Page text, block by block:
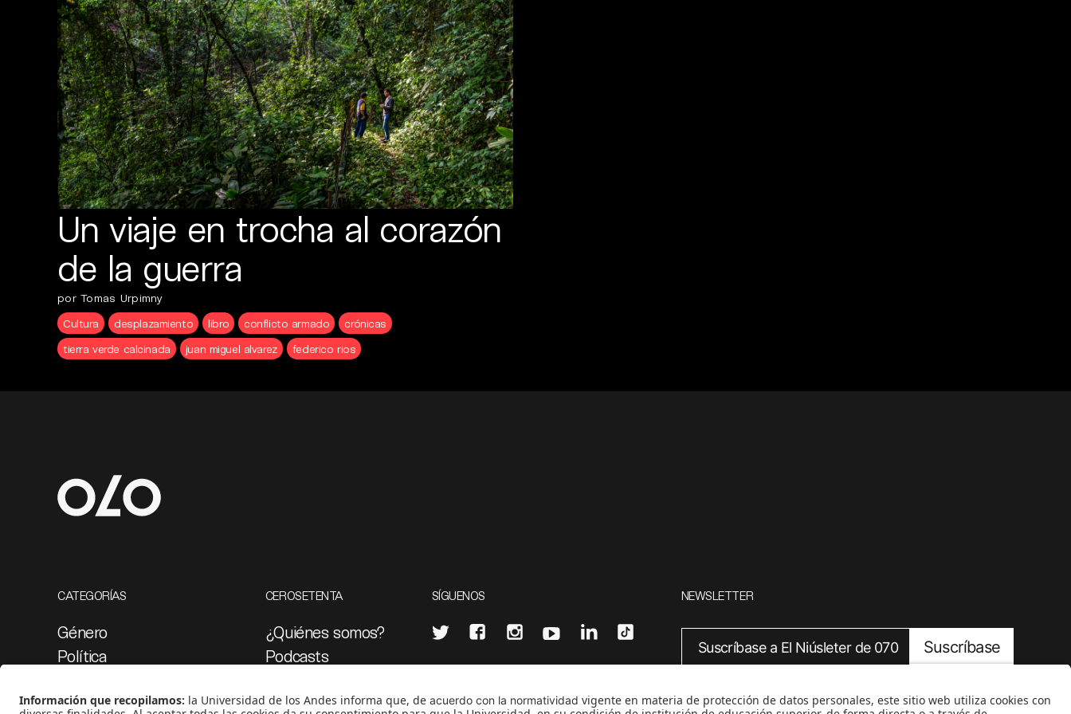
Un viaje en trocha al corazón
de la guerra
por Tomas Urpimny
Cultura
desplazamiento libro conflicto armado
crónicas
tierra verde calcinada
juan miguel alvarez federico rios
CATEGORÍAS
Género
Política
Medio ambiente
CEROSETENTA
¿Quiénes somos?
Podcasts
Proyectos 070
SÍGUENOS NEWSLETTER
Suscríbase